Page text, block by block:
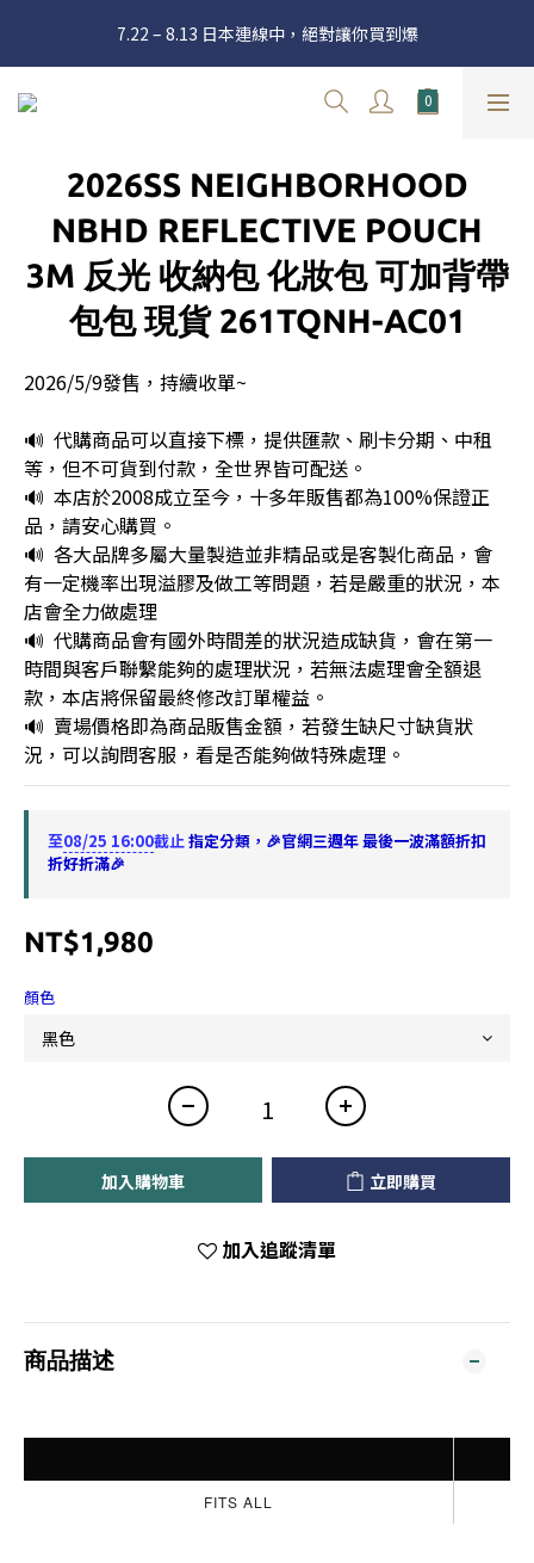
官網三週年 8月滿額送購物金 - 滿 $2000 送 $60 / 滿 $4000 送 $300
/ 滿 $10000 送 $1500
7.22 – 8.13 日本連線中，絕對讓你買到爆
新加入會員享有 $50購物金  |  消費滿$5000即可免運  |  會員好康制
/ 滿 $10000 送 $1500
2026SS NEIGHBORHOOD
NBHD REFLECTIVE POUCH
3M 反光 收納包 化妝包 可加背帶
包包 現貨 261TQNH-AC01
2026/5/9發售，持續收單~
🔊  代購商品可以直接下標，提供匯款、刷卡分期、中租
等，但不可貨到付款，全世界皆可配送。
🔊  本店於2008成立至今，十多年販售都為100%保證正
品，請安心購買。
🔊  各大品牌多屬大量製造並非精品或是客製化商品，會
有一定機率出現溢膠及做工等問題，若是嚴重的狀況，本
店會全力做處理
🔊  代購商品會有國外時間差的狀況造成缺貨，會在第一
時間與客戶聯繫能夠的處理狀況，若無法處理會全額退
款，本店將保留最終修改訂單權益。
🔊  賣場價格即為商品販售金額，若發生缺尺寸缺貨狀
況，可以詢問客服，看是否能夠做特殊處理。
至08/25 16:00截止指定分類，🎉官網三週年 最後一波滿額折扣
折好折滿🎉
NT$1,980
顏色
加入購物車 立即購買
加入追蹤清單
商品描述
FITS ALL